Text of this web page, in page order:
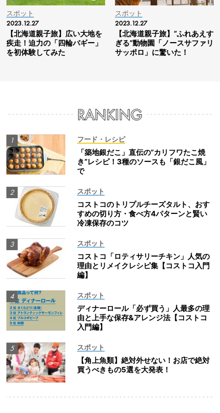
スポット
2023.12.27
【北海道親子旅】広い大地を
疾走！迫力の「四輪バギー」
を初体験してみた
スポット
2023.12.27
【北海道親子旅】“ふれあえす
ぎる”動物園「ノースサファリ
サッポロ」に驚いた！
フード・レシピ
「築地銀だこ」直伝の”カリフワたこ焼
き”レシピ！3種のソースも「銀だこ風」
で
スポット
コストコのトリプルチーズタルト、おす
すめの切り方・食べ方4パターンと賢い
冷凍保存のコツ
スポット
コストコ「ロティサリーチキン」人気の
理由とリメイクレシピ集【コストコ入門
編】
スポット
ディナーロール「必ず買う」人最多の理
由と上手な保存&アレンジ法【コストコ
入門編】
スポット
【角上魚類】絶対外せない！お店で絶対
買うべきもの5選を大発表！